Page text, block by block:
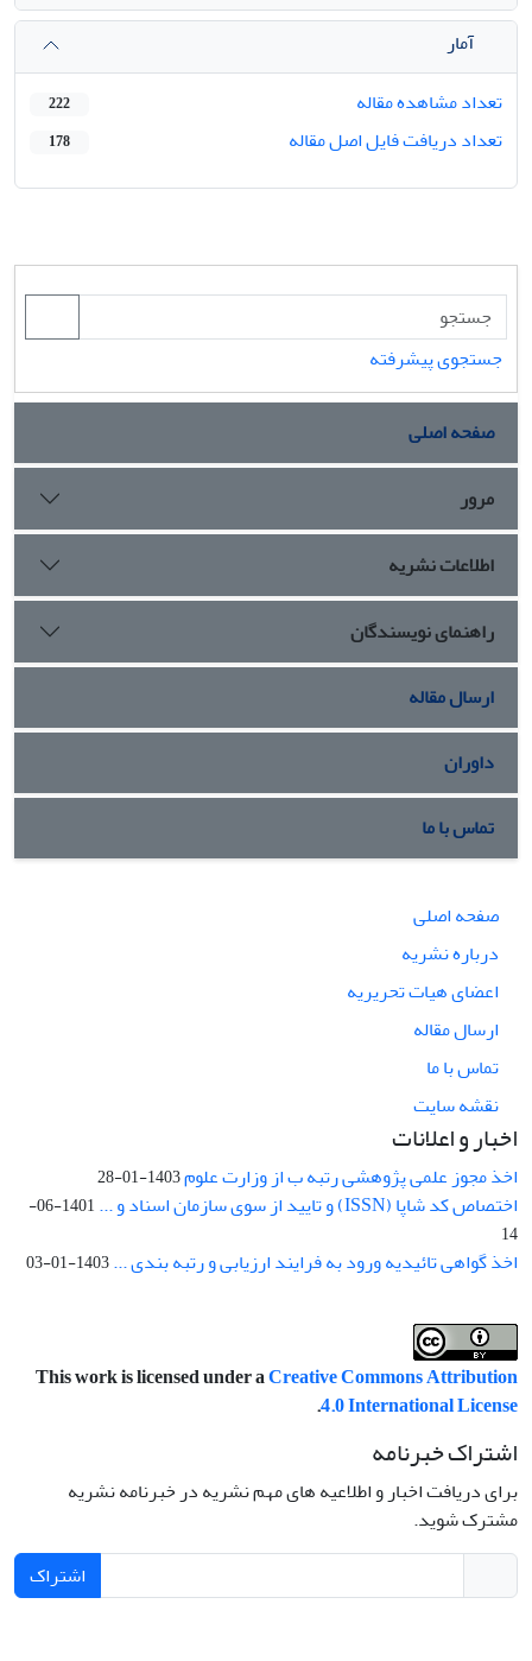
آمار
تعداد مشاهده مقاله
222
تعداد دریافت فایل اصل مقاله 178
جستجوی پیشرفته
صفحه اصلی
مرور
اطلاعات نشریه
راهنمای نویسندگان
ارسال مقاله
داوران
تماس با ما
صفحه اصلی
درباره نشریه
اعضای هیات تحریریه
ارسال مقاله
تماس با ما
نقشه سایت
اخبار و اعلانات
اخذ مجوز علمی پژوهشی رتبه ب از وزارت علوم1403-01-28
اختصاص کد شاپا (ISSN) و تایید از سوی سازمان اسناد و ...
1401-06-
14
اخذ گواهی تائیدیه ورود به فرایند ارزیابی و رتبه بندی ...1403-01-03
This work is licensed under aCreative Commons Attribution
4.0 International License
.
اشتراک خبرنامه
برای دریافت اخبار و اطلاعیه های مهم نشریه در خبرنامه نشریه
مشترک شوید.
اشتراک